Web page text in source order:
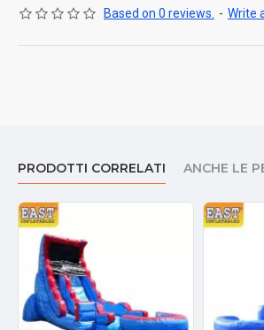
Based on 0 reviews. - Write
PRODOTTI CORRELATI ANCHE LE